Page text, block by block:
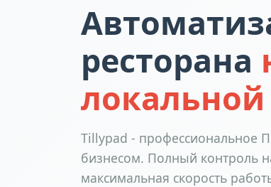
ресторана
локальной
Tillypad - профессиональное
бизнесом. Полный контроль
максимальная скорость